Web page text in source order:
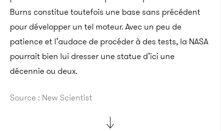
Burns constitue toutefois une base sans précédent
pour développer un tel moteur. Avec un peu de
patience et l’audace de procéder à des tests, la NASA
pourrait bien lui dresser une statue d’ici une
décennie ou deux.
Source : New Scientist